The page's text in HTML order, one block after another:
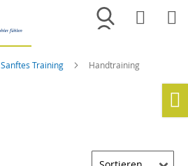
Merkliste
Sanftes Training Handtraining